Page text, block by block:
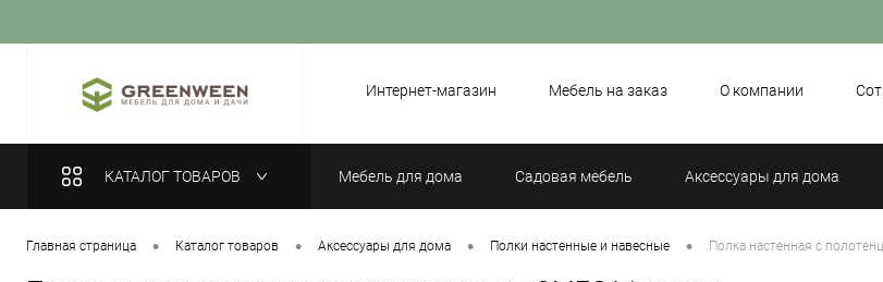
Интернет-магазин
Мебель на заказ О компании
КАТАЛОГ ТОВАРОВ Мебель для дома Садовая мебель Аксессуары для дома
Главная страница • Каталог товаров • Аксессуары для дома • Полки настенные и навесные • Полка настенная с